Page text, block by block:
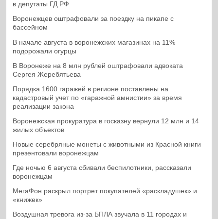
в депутаты ГД РФ
Воронежцев оштрафовали за поездку на пикапе с
бассейном
В начале августа в воронежских магазинах на 11%
подорожали огурцы
В Воронеже на 8 млн рублей оштрафовали адвоката
Сергея Жеребятьева
Порядка 1600 гаражей в регионе поставлены на
кадастровый учет по «гаражной амнистии» за время
реализации закона
Воронежская прокуратура в госказну вернули 12 млн и 14
жилых объектов
Новые серебряные монеты с животными из Красной книги
презентовали воронежцам
Где ночью 6 августа сбивали беспилотники, рассказали
воронежцам
МегаФон раскрыл портрет покупателей «раскладушек» и
«книжек»
Воздушная тревога из-за БПЛА звучала в 11 городах и